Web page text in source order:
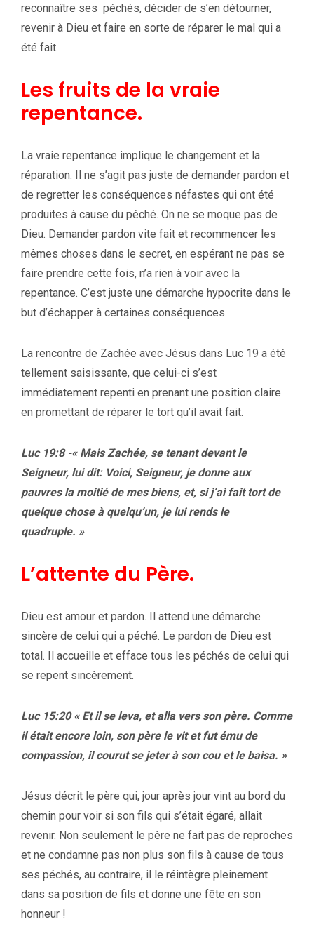
reconnaître ses péchés, décider de s’en détourner,
revenir à Dieu et faire en sorte de réparer le mal qui a
été fait.
Les fruits de la vraie
repentance.
La vraie repentance implique le changement et la
réparation. Il ne s’agit pas juste de demander pardon et
de regretter les conséquences néfastes qui ont été
produites à cause du péché. On ne se moque pas de
Dieu. Demander pardon vite fait et recommencer les
mêmes choses dans le secret, en espérant ne pas se
faire prendre cette fois, n’a rien à voir avec la
repentance. C’est juste une démarche hypocrite dans le
but d’échapper à certaines conséquences.
La rencontre de Zachée avec Jésus dans Luc 19 a été
tellement saisissante, que celui-ci s’est
immédiatement repenti en prenant une position claire
en promettant de réparer le tort qu’il avait fait.
Luc 19:8 -« Mais Zachée, se tenant devant le
Seigneur, lui dit: Voici, Seigneur, je donne aux
pauvres la moitié de mes biens, et, si j’ai fait tort de
quelque chose à quelqu’un, je lui rends le
quadruple. »
L’attente du Père.
Dieu est amour et pardon. Il attend une démarche
sincère de celui qui a péché. Le pardon de Dieu est
total. Il accueille et efface tous les péchés de celui qui
se repent sincèrement.
Luc 15:20 « Et il se leva, et alla vers son père. Comme
il était encore loin, son père le vit et fut ému de
compassion, il courut se jeter à son cou et le baisa. »
Jésus décrit le père qui, jour après jour vint au bord du
chemin pour voir si son fils qui s’était égaré, allait
revenir. Non seulement le père ne fait pas de reproches
et ne condamne pas non plus son fils à cause de tous
ses péchés, au contraire, il le réintègre pleinement
dans sa position de fils et donne une fête en son
honneur !